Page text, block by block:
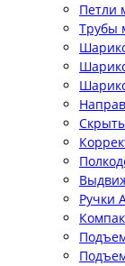
Петли
Трубы
Ручки